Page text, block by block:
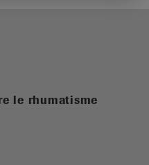
le rhumatisme